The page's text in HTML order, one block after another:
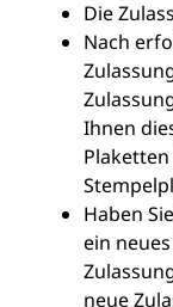
Die
Nach
Ihnen
Haben
ein
neue